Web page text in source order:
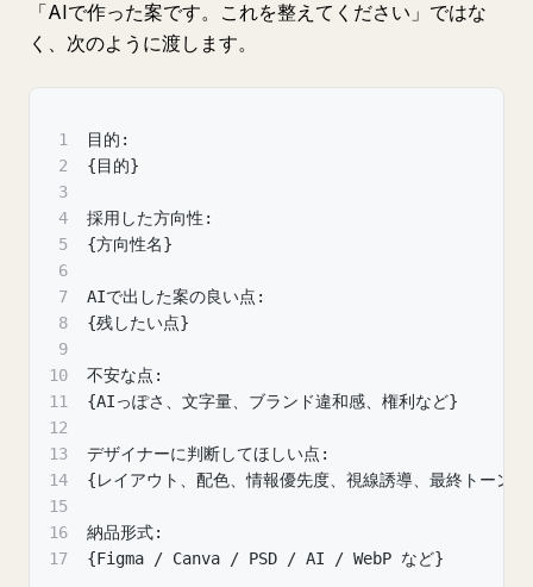
「AIで作った案です。これを整えてください」ではな
く、次のように渡します。
1
目的:
2
{目的}
3
4
採用した方向性:
5
{方向性名}
6
7
AIで出した案の良い点:
8
{残したい点}
9
10
不安な点:
11
{AIっぽさ、文字量、ブランド違和感、権利など}
12
13
デザイナーに判断してほしい点:
14
{レイアウト、配色、情報優先度、視線誘導、最終トーン}
15
16
納品形式:
17
{Figma / Canva / PSD / AI / WebP など}